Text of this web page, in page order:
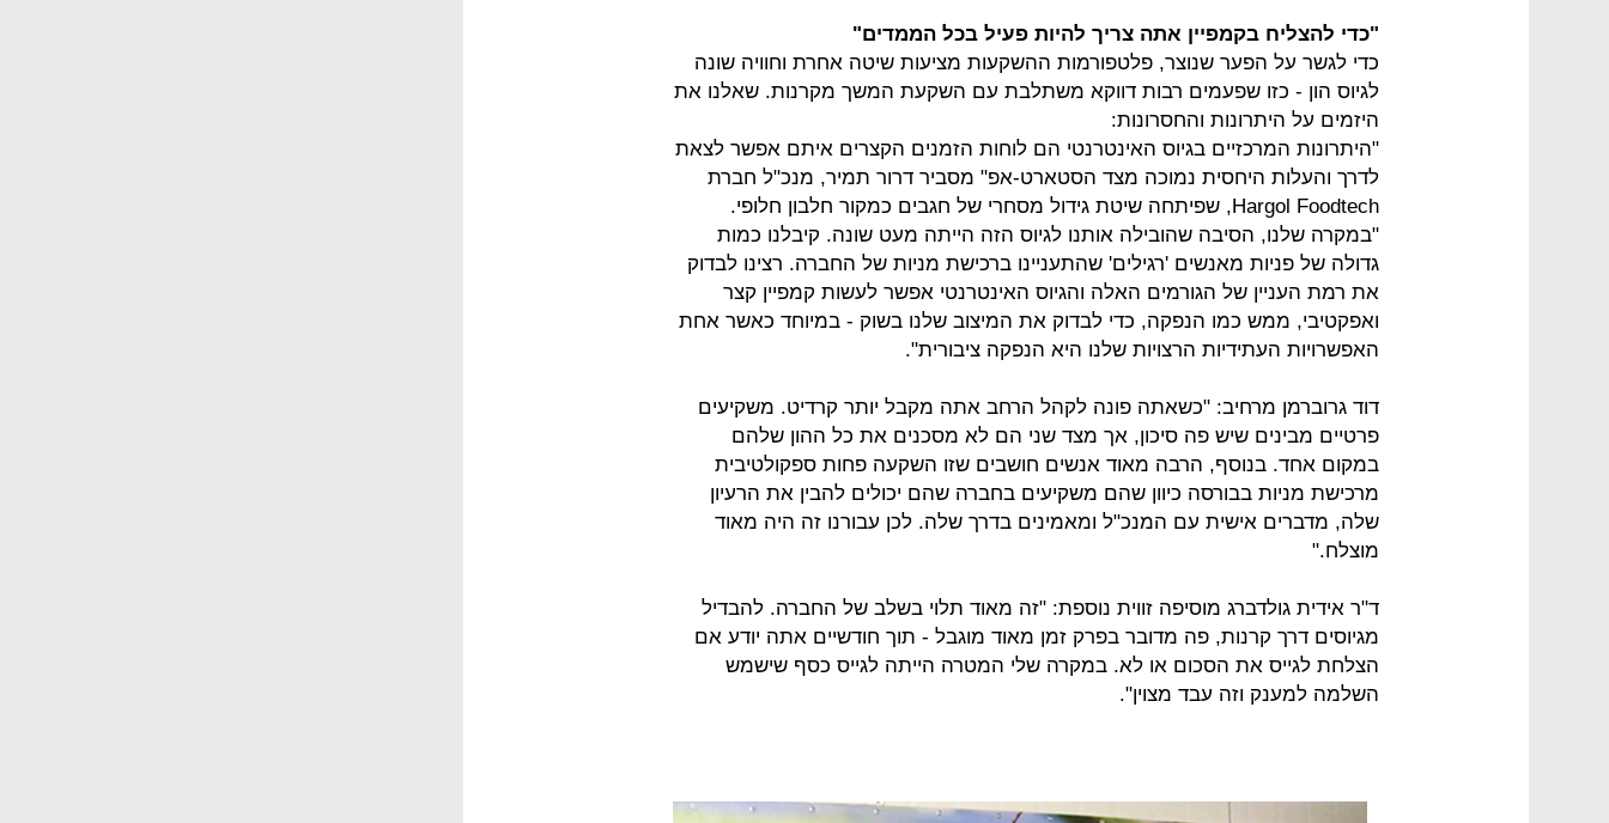
"כדי להצליח בקמפיין אתה צריך להיות פעיל בכל הממדים"
כדי לגשר על הפער שנוצר, פלטפורמות ההשקעות מציעות שיטה אחרת וחוויה שונה
לגיוס הון - כזו שפעמים רבות דווקא משתלבת עם השקעת המשך מקרנות. שאלנו את
היזמים על היתרונות והחסרונות:
"היתרונות המרכזיים בגיוס האינטרנטי הם לוחות הזמנים הקצרים איתם אפשר לצאת
לדרך והעלות היחסית נמוכה מצד הסטארט-אפ" מסביר דרור תמיר, מנכ"ל חברת
Hargol Foodtech, שפיתחה שיטת גידול מסחרי של חגבים כמקור חלבון חלופי.
"במקרה שלנו, הסיבה שהובילה אותנו לגיוס הזה הייתה מעט שונה. קיבלנו כמות
גדולה של פניות מאנשים 'רגילים' שהתעניינו ברכישת מניות של החברה. רצינו לבדוק
את רמת העניין של הגורמים האלה והגיוס האינטרנטי אפשר לעשות קמפיין קצר
ואפקטיבי, ממש כמו הנפקה, כדי לבדוק את המיצוב שלנו בשוק - במיוחד כאשר אחת
האפשרויות העתידיות הרצויות שלנו היא הנפקה ציבורית".
דוד גרוברמן מרחיב: "כשאתה פונה לקהל הרחב אתה מקבל יותר קרדיט. משקיעים
פרטיים מבינים שיש פה סיכון, אך מצד שני הם לא מסכנים את כל ההון שלהם
במקום אחד. בנוסף, הרבה מאוד אנשים חושבים שזו השקעה פחות ספקולטיבית
מרכישת מניות בבורסה כיוון שהם משקיעים בחברה שהם יכולים להבין את הרעיון
שלה, מדברים אישית עם המנכ"ל ומאמינים בדרך שלה. לכן עבורנו זה היה מאוד
מוצלח."
ד"ר אידית גולדברג מוסיפה זווית נוספת: "זה מאוד תלוי בשלב של החברה. להבדיל
מגיוסים דרך קרנות, פה מדובר בפרק זמן מאוד מוגבל - תוך חודשיים אתה יודע אם
הצלחת לגייס את הסכום או לא. במקרה שלי המטרה הייתה לגייס כסף שישמש
השלמה למענק וזה עבד מצוין".